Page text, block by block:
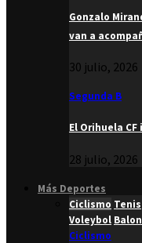
Gonzalo
van a
30 julio, 2026
Segunda B
El Orihuela
28 julio, 2026
Más Deportes
Ciclismo Tenis
Voleybol
Ciclismo